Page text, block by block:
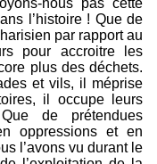
nous pas cette
l’histoire ! Que de
par rapport au
pour accroitre les
plus des déchets.
et vils, il méprise
il occupe leurs
de prétendues
oppressions et en
l’avons vu durant le